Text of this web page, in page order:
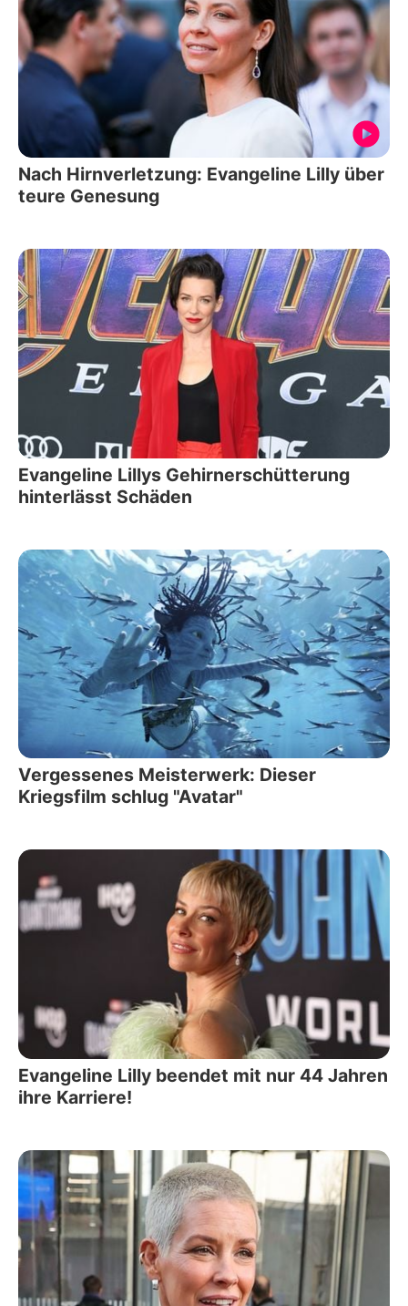
Nach Hirnverletzung: Evangeline Lilly über
teure Genesung
Evangeline Lillys Gehirnerschütterung
hinterlässt Schäden
Vergessenes Meisterwerk: Dieser
Kriegsfilm schlug "Avatar"
Evangeline Lilly beendet mit nur 44 Jahren
ihre Karriere!